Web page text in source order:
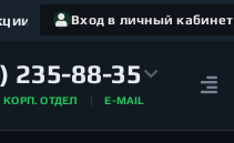
Вход в личный кабинет
235-88-35
КОРП. ОТДЕЛ E-MAIL